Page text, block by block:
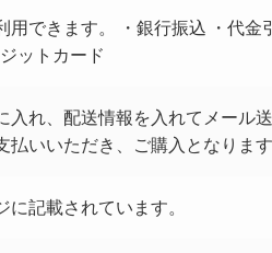
できます。 ・銀行振込 ・代金
ットカード
入れ、配送情報を入れてメール
いいただき、ご購入となります
記載されています。